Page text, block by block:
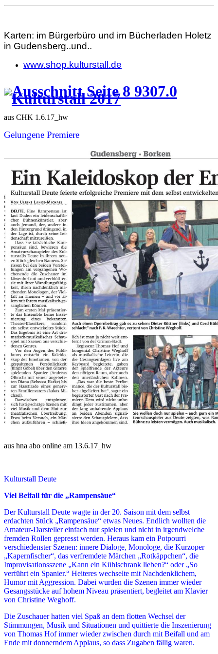
Karten: im Bürgerbüro und im Bücherladen Holetz
in Gudensberg..und..
www.shop.kulturstall.de
aus CHK 1.6.17_hw
Gelungene Premiere
aus hna abo online am 13.6.17_hw
Kulturstall Deute
Viel Beifall für die „Rampensäue“
Der Kulturstall Deute wagte in der 20. Saison mit dem selbst
erdachten Stück „Rampensäue“ etwas Neues. Endlich wollten die
Amateur-Darsteller einfach nur spielen und nicht in irgendwelche
fremden Rollen gepresst werden. Heraus kam ein Potpourri
verschiedenster Szenen: innere Dialoge, Monologe, die Kurzoper
„Kapernfischer“, das verfremdete Märchen „Rotkäppchen“, die
Improvisationsszene „Kann ein Kühlschrank lieben?“ oder „So
verführt ein Spanier.“ Heiteres wechselte mit Nachdenklichem,
Humor mit Aggression. Dabei wurden die Szenen immer wieder
Gesangsstücke auf hohem Niveau präsentiert, begleitet am Klavier
von Christine Weghoff.
Die Zuschauer hatten viel Spaß an dem flotten Wechsel der
Stimmungen, Musik und Situationen und quittierte die Inszenierung
von Thomas Hof immer wieder zwischen durch mit Beifall und am
Ende mit donnerndem Applaus, so dass Zugaben fällig waren.